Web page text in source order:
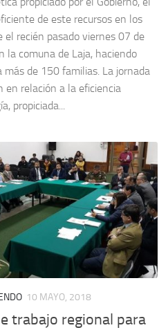
de este recursos en los
el recién pasado viernes 07 de
la comuna de Laja, haciendo
de 150 familias. La jornada
en relación a la eficiencia
propiciada...
10 MAYO, 2018
trabajo regional para